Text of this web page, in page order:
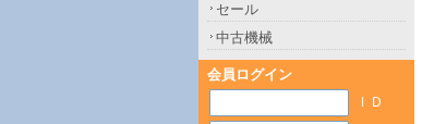
セール
中古機械
会員ログイン
ＩＤ